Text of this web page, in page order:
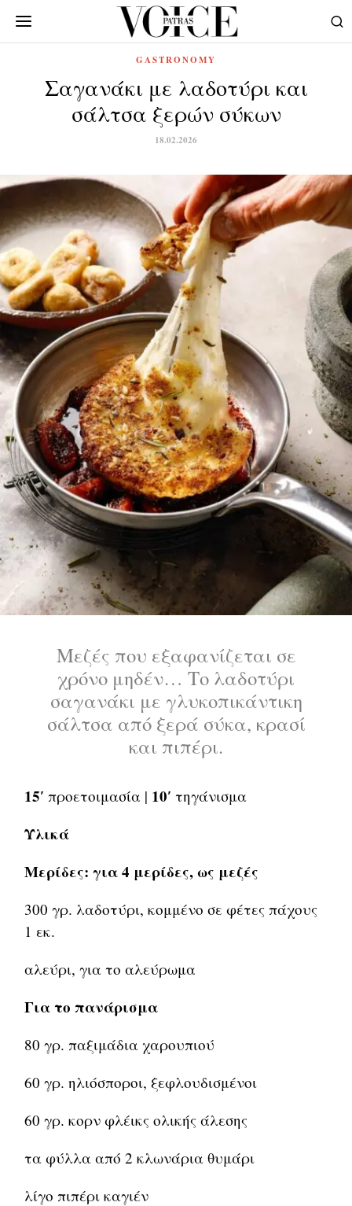
GASTRONOMY
Σαγανάκι με λαδοτύρι και
σάλτσα ξερών σύκων
18.02.2026
Μεζές που εξαφανίζεται σε
χρόνο μηδέν… Το λαδοτύρι
σαγανάκι με γλυκοπικάντικη
σάλτσα από ξερά σύκα, κρασί
και πιπέρι.
15′ προετοιμασία | 10′τηγάνισμα
Υλικά
Μερίδες: για 4 μερίδες, ως μεζές
300 γρ. λαδοτύρι, κομμένο σε φέτες πάχους
1 εκ.
αλεύρι, για το αλεύρωμα
Για το πανάρισμα
80 γρ. παξιμάδια χαρουπιού
60 γρ. ηλιόσποροι, ξεφλουδισμένοι
60 γρ. κορν φλέικς ολικής άλεσης
τα φύλλα από 2 κλωνάρια θυμάρι
λίγο πιπέρι καγιέν